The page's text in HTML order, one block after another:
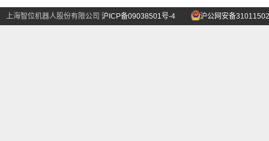
上海智位机器人股份有限公司 沪ICP备09038501号-4 沪公网安备